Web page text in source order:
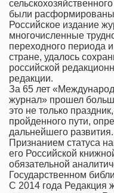
были
Российское издание
многочисленные
переходного периода
стране, удалось
российской
редакции.
За 65 лет
журнал» прошел
это не только
пройденного пути,
дальнейшего развития.
Признанием статуса
его Российской
обязательной
Государственном
С 2014 года Редакция